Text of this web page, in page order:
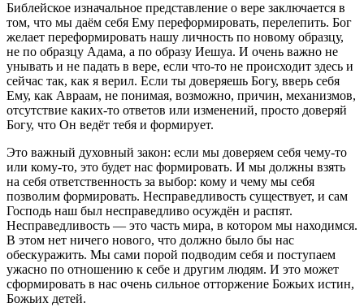
Библейское изначальное представление о вере заключается в
том, что мы даём себя Ему переформировать, перелепить. Бог
желает переформировать нашу личность по новому образцу,
не по образцу Адама, а по образу Иешуа. И очень важно не
унывать и не падать в вере, если что-то не происходит здесь и
сейчас так, как я верил. Если ты доверяешь Богу, вверь себя
Ему, как Авраам, не понимая, возможно, причин, механизмов,
отсутствие каких-то ответов или изменений, просто доверяй
Богу, что Он ведёт тебя и формирует.
Это важный духовный закон: если мы доверяем себя чему-то
или кому-то, это будет нас формировать. И мы должны взять
на себя ответственность за выбор: кому и чему мы себя
позволим формировать. Несправедливость существует, и сам
Господь наш был несправедливо осуждён и распят.
Несправедливость — это часть мира, в котором мы находимся.
В этом нет ничего нового, что должно было бы нас
обескуражить. Мы сами порой подводим себя и поступаем
ужасно по отношению к себе и другим людям. И это может
сформировать в нас очень сильное отторжение Божьих истин,
Божьих детей.